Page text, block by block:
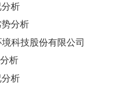
分析
势分析
科技股份有限公司
析
分析